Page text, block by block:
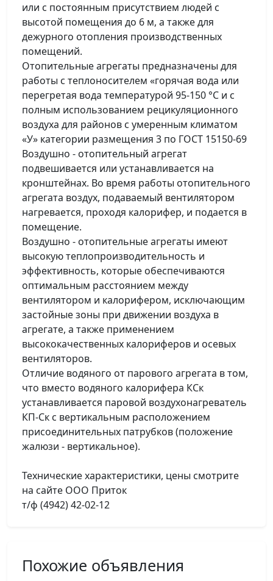
или с постоянным присутствием людей с
высотой помещения до 6 м, а также для
дежурного отопления производственных
помещений.
Отопительные агрегаты предназначены для
работы с теплоносителем «горячая вода или
перегретая вода температурой 95-150 °С и с
полным использованием рецикуляционного
воздуха для районов с умеренным климатом
«У» категории размещения 3 по ГОСТ 15150-69
Воздушно - отопительный агрегат
подвешивается или устанавливается на
кронштейнах. Во время работы отопительного
агрегата воздух, подаваемый вентилятором
нагревается, проходя калорифер, и подается в
помещение.
Воздушно - отопительные агрегаты имеют
высокую теплопроизводительность и
эффективность, которые обеспечиваются
оптимальным расстоянием между
вентилятором и калорифером, исключающим
застойные зоны при движении воздуха в
агрегате, а также применением
высококачественных калориферов и осевых
вентиляторов.
Отличие водяного от парового агрегата в том,
что вместо водяного калорифера КСк
устанавливается паровой воздухонагреватель
КП-Ск с вертикальным расположением
присоединительных патрубков (положение
жалюзи - вертикальное).
Технические характеристики, цены смотрите
на сайте ООО Приток
т/ф (4942) 42-02-12
Похожие объявления